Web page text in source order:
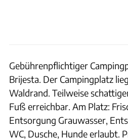
Gebührenpflichtiger
Brijesta. Der Campingplatz
Waldrand. Teilweise
Fuß erreichbar. Am Platz:
Entsorgung Grauwasser,
WC, Dusche, Hunde erlaubt.